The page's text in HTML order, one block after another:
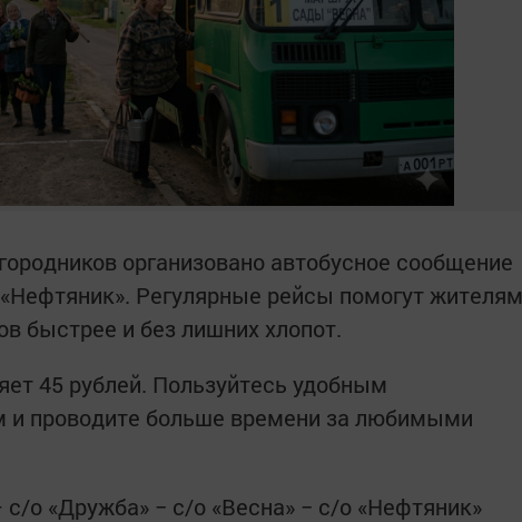
организовано автобусное сообщение
Регулярные рейсы помогут жителям
быстрее и без лишних хлопот.
45 рублей. Пользуйтесь удобным
и проводите больше времени за любимыми
о «Дружба» − с/о «Весна» − с/о «Нефтяник»